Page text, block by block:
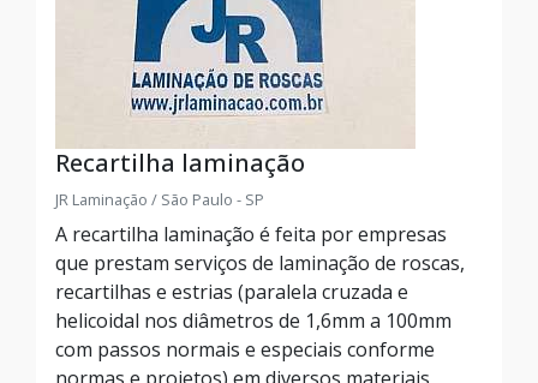
Recartilha laminação
JR Laminação / São Paulo - SP
A recartilha laminação é feita por empresas
que prestam serviços de laminação de roscas,
recartilhas e estrias (paralela cruzada e
helicoidal nos diâmetros de 1,6mm a 100mm
com passos normais e especiais conforme